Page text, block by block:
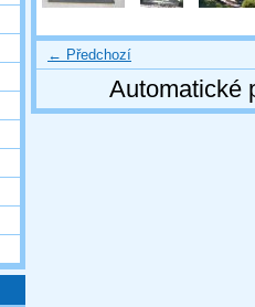
← Předchozí
Automatické